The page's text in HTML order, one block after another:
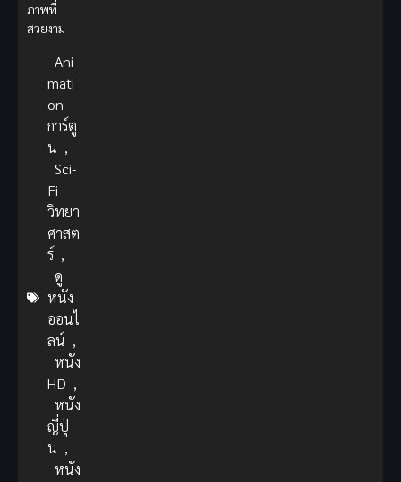
ภาพที่
สวยงาม
Ani
mati
on
การ์ตู
น ,
Sci-
Fi
วิทยา
ศาสต
ร์ ,
ดู
หนัง
ออนไ
ลน์ ,
หนัง
HD ,
หนัง
ญี่ปุ่
น ,
หนัง